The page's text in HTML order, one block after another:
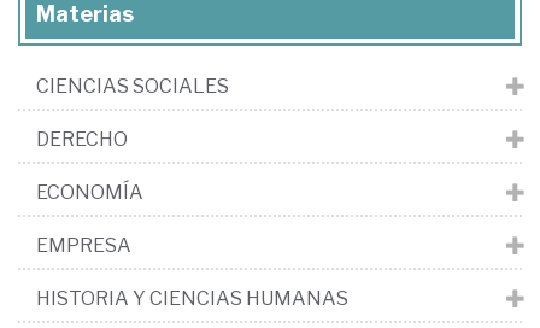
Materias
CIENCIAS SOCIALES
DERECHO
ECONOMÍA
EMPRESA
HISTORIA Y CIENCIAS HUMANAS